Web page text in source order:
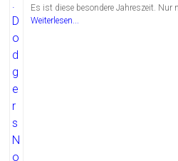
Es ist diese besondere Jahreszeit. Nur
Weiterlesen...